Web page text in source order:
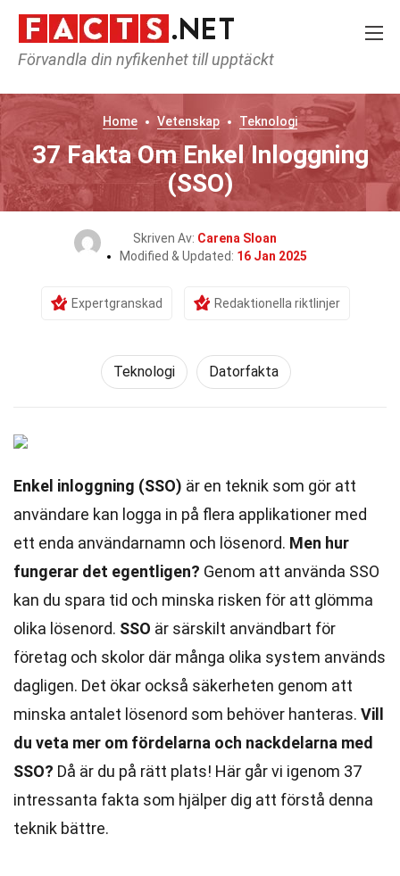
Förvandla din nyfikenhet till upptäckt
Home Vetenskap Teknologi
37 Fakta Om Enkel Inloggning
(SSO)
Skriven Av: Carena Sloan
Modified & Updated: 16 Jan 2025
Expertgranskad Redaktionella riktlinjer
Teknologi Datorfakta
Enkel inloggning (SSO) är en teknik som gör att
användare kan logga in på flera applikationer med
ett enda användarnamn och lösenord. Men hur
fungerar det egentligen? Genom att använda SSO
kan du spara tid och minska risken för att glömma
olika lösenord. SSO är särskilt användbart för
företag och skolor där många olika system används
dagligen. Det ökar också säkerheten genom att
minska antalet lösenord som behöver hanteras. Vill
du veta mer om fördelarna och nackdelarna med
SSO? Då är du på rätt plats! Här går vi igenom 37
intressanta fakta som hjälper dig att förstå denna
teknik bättre.